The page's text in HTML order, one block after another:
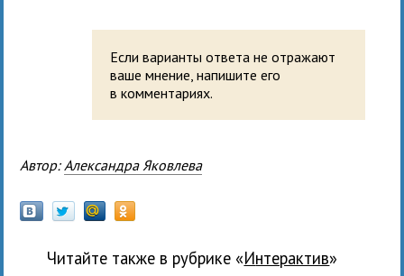
Если варианты ответа не отражают
ваше мнение, напишите его
в комментариях.
Автор: Александра Яковлева
Читайте также в рубрике « Интерактив»